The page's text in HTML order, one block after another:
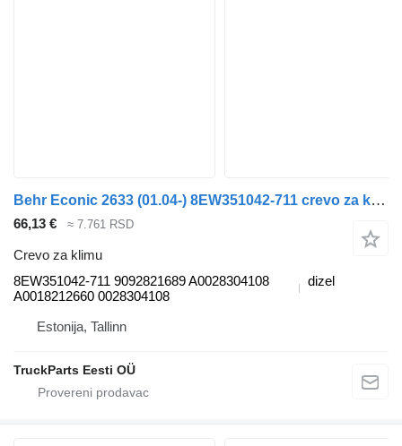
Behr Econic 2633 (01.04-) 8EW351042-711 crevo za klimu za Mercedes-Benz Econic (1998-2014) tegljača
66,13 € ≈ 7.761 RSD
Crevo za klimu
8EW351042-711 9092821689 A0028304108
A0018212660 0028304108
dizel
Estonija, Tallinn
TruckParts Eesti OÜ